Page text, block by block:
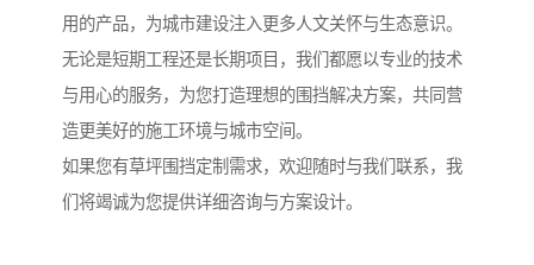
用的产品，为城市建设注入更多人文关怀与生态意识。
无论是短期工程还是长期项目，我们都愿以专业的技术
与用心的服务，为您打造理想的围挡解决方案，共同营
造更美好的施工环境与城市空间。
如果您有草坪围挡定制需求，欢迎随时与我们联系，我
们将竭诚为您提供详细咨询与方案设计。